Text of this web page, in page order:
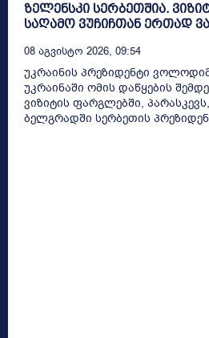
ზელენსკი სერბეთშია.
საღამო ვუჩიჩთან ერთად
08 Აგვისტო 2026, 09:54
უკრაინის პრეზიდენტი
უკრაინაში ომის დაწყების
ვიზიტის ფარგლებში,
ბელგრადში სერბეთის